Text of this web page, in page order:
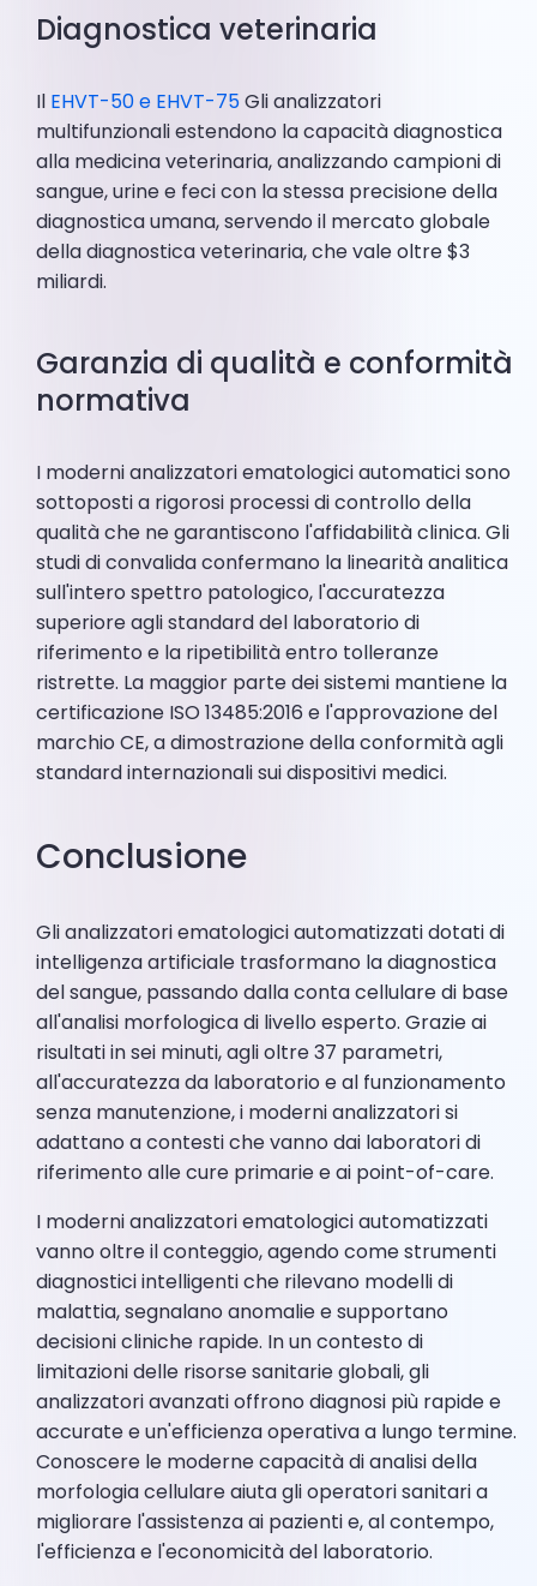
Diagnostica veterinaria
Il EHVT-50 e EHVT-75Gli analizzatori
multifunzionali estendono la capacità diagnostica
alla medicina veterinaria, analizzando campioni di
sangue, urine e feci con la stessa precisione della
diagnostica umana, servendo il mercato globale
della diagnostica veterinaria, che vale oltre $3
miliardi.
Garanzia di qualità e conformità
normativa
I moderni analizzatori ematologici automatici sono
sottoposti a rigorosi processi di controllo della
qualità che ne garantiscono l'affidabilità clinica. Gli
studi di convalida confermano la linearità analitica
sull'intero spettro patologico, l'accuratezza
superiore agli standard del laboratorio di
riferimento e la ripetibilità entro tolleranze
ristrette. La maggior parte dei sistemi mantiene la
certificazione ISO 13485:2016 e l'approvazione del
marchio CE, a dimostrazione della conformità agli
standard internazionali sui dispositivi medici.
Conclusione
Gli analizzatori ematologici automatizzati dotati di
intelligenza artificiale trasformano la diagnostica
del sangue, passando dalla conta cellulare di base
all'analisi morfologica di livello esperto. Grazie ai
risultati in sei minuti, agli oltre 37 parametri,
all'accuratezza da laboratorio e al funzionamento
senza manutenzione, i moderni analizzatori si
adattano a contesti che vanno dai laboratori di
riferimento alle cure primarie e ai point-of-care.
I moderni analizzatori ematologici automatizzati
vanno oltre il conteggio, agendo come strumenti
diagnostici intelligenti che rilevano modelli di
malattia, segnalano anomalie e supportano
decisioni cliniche rapide. In un contesto di
limitazioni delle risorse sanitarie globali, gli
analizzatori avanzati offrono diagnosi più rapide e
accurate e un'efficienza operativa a lungo termine.
Conoscere le moderne capacità di analisi della
morfologia cellulare aiuta gli operatori sanitari a
migliorare l'assistenza ai pazienti e, al contempo,
l'efficienza e l'economicità del laboratorio.